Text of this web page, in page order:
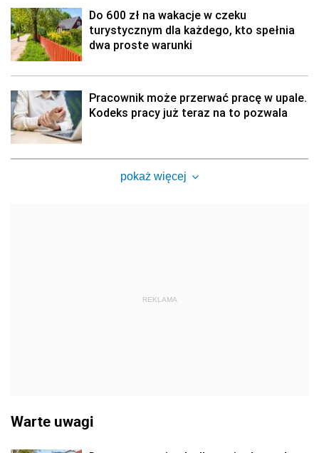
Do 600 zł na wakacje w czeku
turystycznym dla każdego, kto spełnia
dwa proste warunki
Pracownik może przerwać pracę w upale.
Kodeks pracy już teraz na to pozwala
pokaż więcej
REKLAMA
Warte uwagi